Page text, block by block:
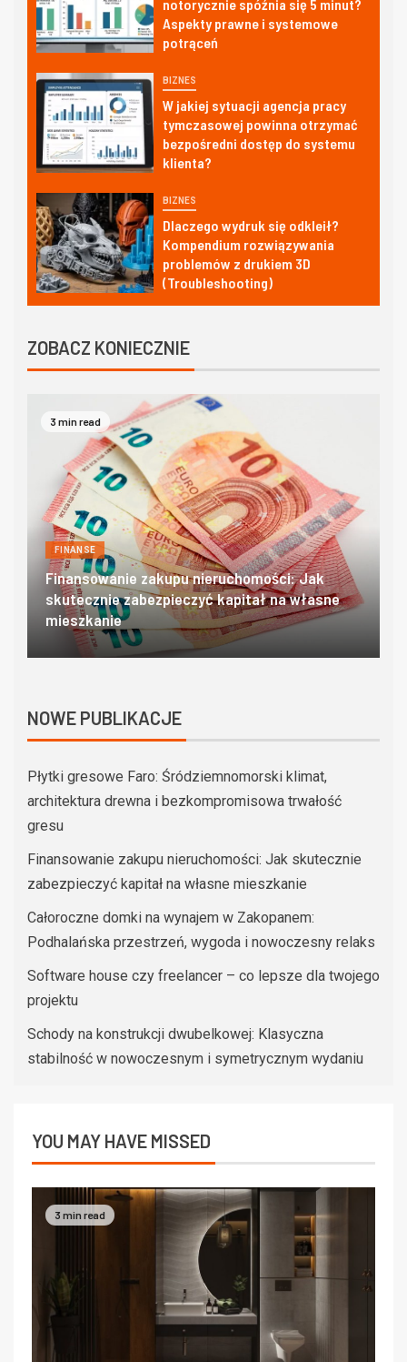
notorycznie spóźnia się 5 minut?
Aspekty prawne i systemowe
potrąceń
BIZNES
W jakiej sytuacji agencja pracy
tymczasowej powinna otrzymać
bezpośredni dostęp do systemu
klienta?
BIZNES
Dlaczego wydruk się odkleił?
Kompendium rozwiązywania
problemów z drukiem 3D
(Troubleshooting)
ZOBACZ KONIECZNIE
4 min read
FINANSE
Domki w zakopanem – poznaj góralski klimat w
najlepszym wydaniu
NOWE PUBLIKACJE
Płytki gresowe Faro: Śródziemnomorski klimat,
architektura drewna i bezkompromisowa trwałość
gresu
Finansowanie zakupu nieruchomości: Jak skutecznie
zabezpieczyć kapitał na własne mieszkanie
Całoroczne domki na wynajem w Zakopanem:
Podhalańska przestrzeń, wygoda i nowoczesny relaks
Software house czy freelancer – co lepsze dla twojego
projektu
Schody na konstrukcji dwubelkowej: Klasyczna
stabilność w nowoczesnym i symetrycznym wydaniu
YOU MAY HAVE MISSED
3 min read